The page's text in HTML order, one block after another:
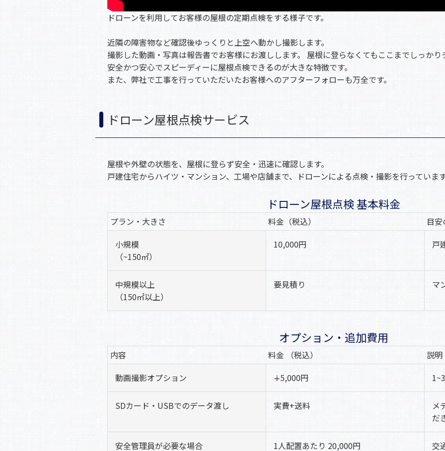
ドローンを利用してお客様の屋根の定期点検をする様子です。
近隣の障害物など確認後ゆっくりと上空へ動かし撮影します。
撮影した動画・写真は報告書でお客様にお渡しします。 屋根に登らなくてもここまでしっかり
安全かつ安心でスピーディーに屋根点検できるのが大きな特徴です。
また、弊社で工事を行っていただいたお客様へのアフターフォローも万全です。
ドローン屋根点検サービス
屋根や外壁の状態を、屋根に登らず安全・迅速に確認します。
戸建住宅からハイツ・マンション、工場や店舗まで、ドローンによる点検・撮影を行っていま
ドローン屋根点検 基本料金
プラン・大きさ 料金（税込）
目
小規模
（~150㎡）
10,000円 戸
中規模以上
（150㎡以上）
要見積り マ
オプション・追加費用
内容 料金 （税込）
説明
動画撮影オプション
∔5,000円
SDカード・USBでのデータ渡し 実費+送料
メ
だ
安全管理員が必要な場合 1人配置あたり 20,000円 交